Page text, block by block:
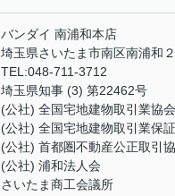
バンダイ 南浦和本店
埼玉県さいたま市南区南浦和
TEL:048-711-3712
埼玉県知事 (3) 第22462号
(公社) 全国宅地建物取引業協会
(公社) 全国宅地建物取引業保
(公社) 首都圏不動産公正取引
(公社) 浦和法人会
さいたま商工会議所